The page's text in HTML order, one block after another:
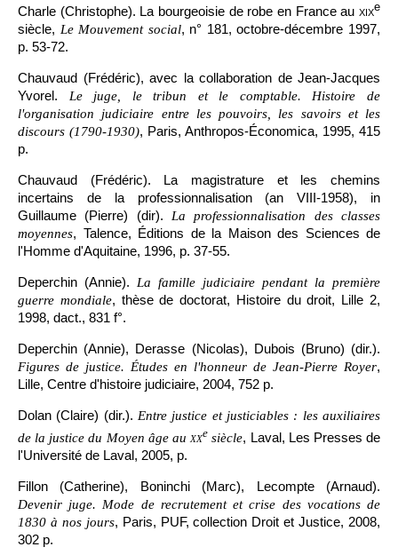
Charle (Christophe). La bourgeoisie de robe en France au xixe
siècle, Le Mouvement social, n° 181, octobre-décembre 1997,
p. 53-72.
Chauvaud (Frédéric), avec la collaboration de Jean-Jacques
Yvorel.
Le juge, le tribun et le comptable. Histoire de
l'organisation judiciaire entre les pouvoirs, les savoirs et les
discours (1790-1930), Paris, Anthropos-Économica, 1995, 415
p.
Chauvaud (Frédéric). La magistrature et les chemins
incertains de la professionnalisation (an VIII-1958), in
Guillaume (Pierre) (dir). La professionnalisation des classes
moyennes, Talence, Éditions de la Maison des Sciences de
l'Homme d'Aquitaine, 1996, p. 37-55.
Deperchin (Annie). La famille judiciaire pendant la première
guerre mondiale, thèse de doctorat, Histoire du droit, Lille 2,
1998, dact., 831 f°.
Deperchin (Annie), Derasse (Nicolas), Dubois (Bruno) (dir.).
Figures de justice. Études en l'honneur de Jean-Pierre Royer,
Lille, Centre d'histoire judiciaire, 2004, 752 p.
Dolan (Claire) (dir.). Entre justice et justiciables : les auxiliaires
de la justice du Moyen âge au xxe siècle, Laval, Les Presses de
l'Université de Laval, 2005, p.
Fillon (Catherine), Boninchi (Marc), Lecompte (Arnaud).
Devenir juge. Mode de recrutement et crise des vocations de
1830 à nos jours, Paris, PUF, collection Droit et Justice, 2008,
302 p.